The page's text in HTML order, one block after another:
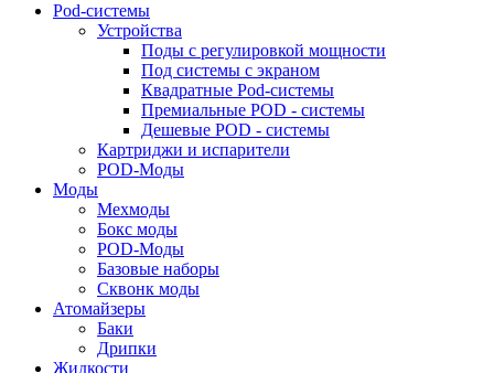
Pod-системы
Устройства
Поды с регулировкой мощности
Под системы с экраном
Квадратные Pod-системы
Премиальные POD - системы
Дешевые POD - системы
Картриджи и испарители
POD-Моды
Моды
Мехмоды
Бокс моды
POD-Моды
Базовые наборы
Сквонк моды
Атомайзеры
Баки
Дрипки
Жидкости